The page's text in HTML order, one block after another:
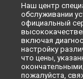
Наш центр
обслуживании
официальный
включая
настройку
что цены,
пожалуйста,